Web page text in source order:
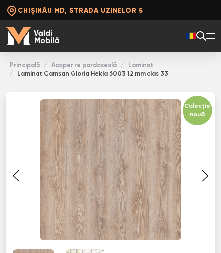
CHIȘINĂU MD, STRADA UZINELOR 5
Principală Acoperire pardoseală
Laminat
Laminat Camsan Gloria Hekla 6003 12 mm clas 33
Colecție
nouă